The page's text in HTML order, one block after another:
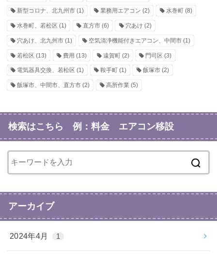
新型コロナ、北九州市 (1) 業務用エアコン (2) 水巻町(8)
水巻町、若松区 (1) 直方市(6) 穴あけ (2)
穴あけ、北九州市 (1) 空気清浄機能付きエアコン、中間市(1)
若松区 (13) 費用 (13) 遠賀町(2) 門司区 (3)
電気器具交換、若松区 (1) 鞍手町(1) 飯塚市(2)
飯塚市、中間市、直方市 (2) 高所作業(5)
検索はこちら 例：料金 エアコン移設
アーカイブ
2024年4月 1